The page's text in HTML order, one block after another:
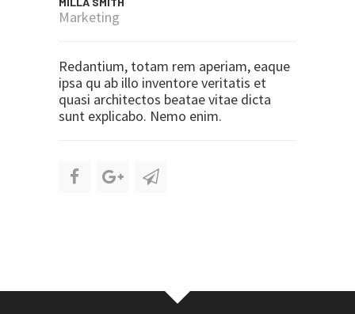
Marketing
Redantium, totam rem aperiam, eaque
ipsa qu ab illo inventore veritatis et
quasi architectos beatae vitae dicta
sunt explicabo. Nemo enim.